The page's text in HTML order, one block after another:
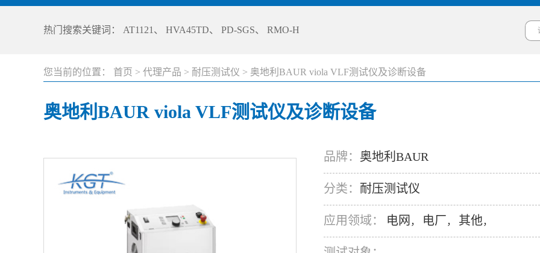
热门搜索关键词： AT1121 、 HVA45TD、 PD-SGS、 RMO-H
您当前的位置： 首页 > 代理产品 > 耐压测试仪 > 奥地利BAUR viola VLF测试仪及诊断设备
奥地利BAUR viola VLF测试仪及诊断设备
品牌： 奥地利BAUR
分类： 耐压测试仪
应用领域： 电网 ， 电厂， 其他，